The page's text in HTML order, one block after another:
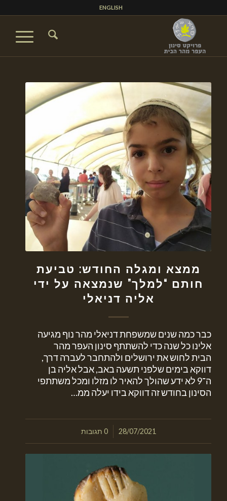
ENGLISH
ממצא ומגלה החודש: טביעת
חותם “למלך” שנמצאה על ידי
אליה דניאלי
כבר כמה שנים שמשפחת דניאלי מהר נוף מגיעה
אלינו כל שנה כדי להשתתף סינון העפר מהר
הבית לחוש את ירושלים ולהתחבר לעברה דרך,
דווקא בימים שלפני תשעה באב, אבל אליה בן
ה־9 לא ידע שהולך להאיר לו מזלו ומכל משתתפי
הסינון בחודש זה דווקא בידו יעלה ממ…
28/07/2021
/ 0 תגובות